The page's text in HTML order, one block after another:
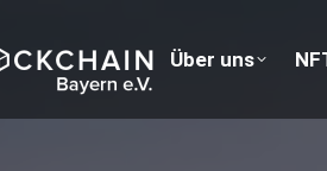
Über uns